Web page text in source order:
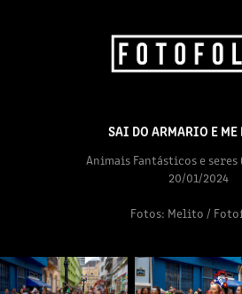
SAI DO ARMARIO E ME
Animais Fantásticos e
20/01/2024
Fotos: Melito /